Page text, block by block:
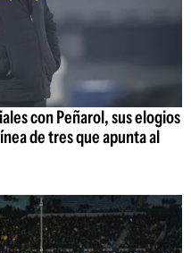
con Peñarol, sus elogios
de tres que apunta al